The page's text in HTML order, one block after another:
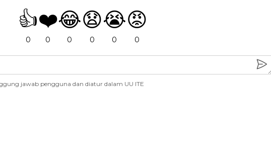
👍
0
❤️
0
😂
0
😧
0
😭
0
😡
0
jawab pengguna dan diatur dalam UU ITE